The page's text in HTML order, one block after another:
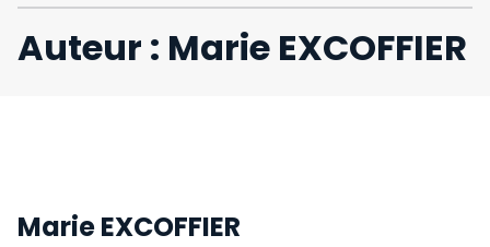
Auteur : Marie EXCOFFIER
Marie EXCOFFIER